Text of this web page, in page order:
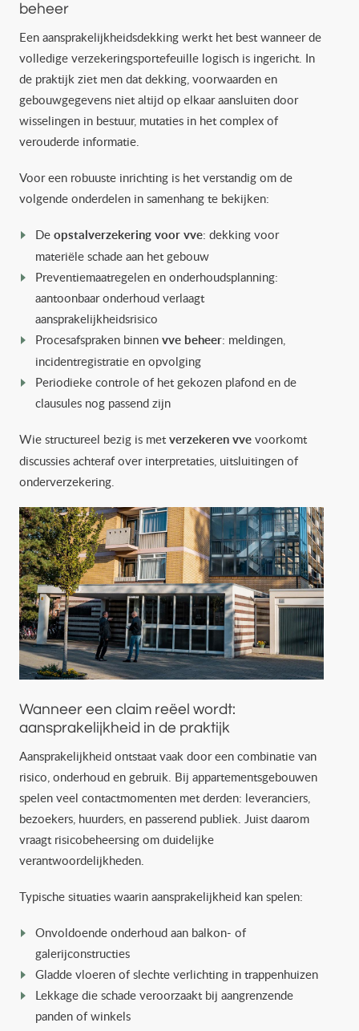
beheer
Een aansprakelijkheidsdekking werkt het best wanneer de
volledige verzekeringsportefeuille logisch is ingericht. In
de praktijk ziet men dat dekking, voorwaarden en
gebouwgegevens niet altijd op elkaar aansluiten door
wisselingen in bestuur, mutaties in het complex of
verouderde informatie.
Voor een robuuste inrichting is het verstandig om de
volgende onderdelen in samenhang te bekijken:
De opstalverzekering voor vve: dekking voor
materiële schade aan het gebouw
Preventiemaatregelen en onderhoudsplanning:
aantoonbaar onderhoud verlaagt
aansprakelijkheidsrisico
Procesafspraken binnen vve beheer: meldingen,
incidentregistratie en opvolging
Periodieke controle of het gekozen plafond en de
clausules nog passend zijn
Wie structureel bezig is met verzekeren vve voorkomt
discussies achteraf over interpretaties, uitsluitingen of
onderverzekering.
Wanneer een claim reëel wordt:
aansprakelijkheid in de praktijk
Aansprakelijkheid ontstaat vaak door een combinatie van
risico, onderhoud en gebruik. Bij appartementsgebouwen
spelen veel contactmomenten met derden: leveranciers,
bezoekers, huurders, en passerend publiek. Juist daarom
vraagt risicobeheersing om duidelijke
verantwoordelijkheden.
Typische situaties waarin aansprakelijkheid kan spelen:
Onvoldoende onderhoud aan balkon- of
galerijconstructies
Gladde vloeren of slechte verlichting in trappenhuizen
Lekkage die schade veroorzaakt bij aangrenzende
panden of winkels